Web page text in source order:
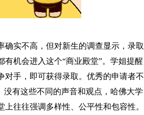
实不高，但对新生的调查显示，录取
机会进入这个“商业殿堂”。学姐提醒
对手，即可获得录取。优秀的申请者不
有这些不同的声音和观点，哈佛大学
往往强调多样性、公平性和包容性。